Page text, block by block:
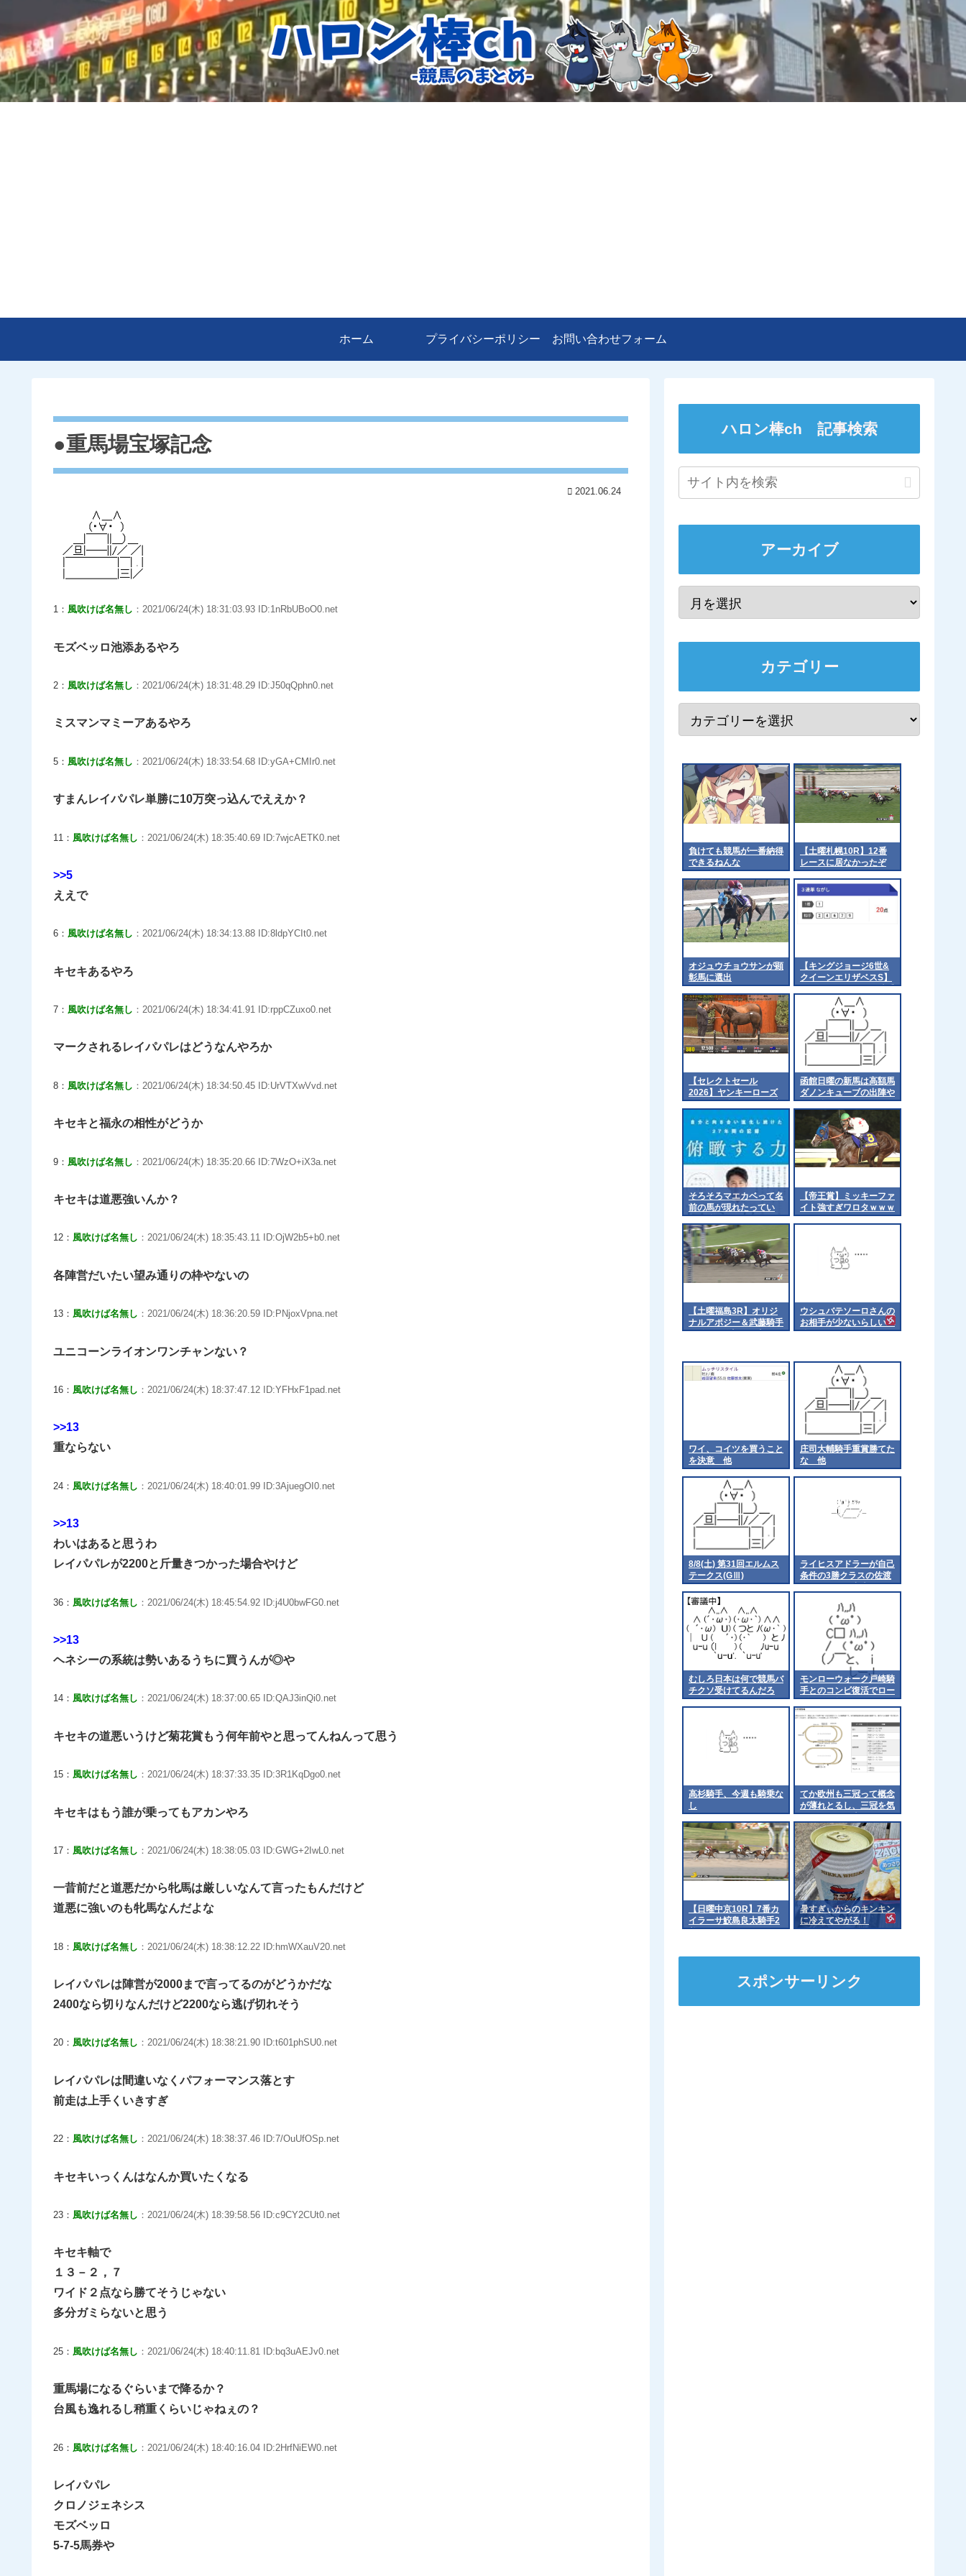
ホーム プライバシーポリシー お問い合わせフォーム
●重馬場宝塚記念
2021.06.24
1： 風吹けば名無し ：2021/06/24(木) 18:31:03.93 ID:1nRbUBoO0.net
モズベッロ池添あるやろ
2： 風吹けば名無し ：2021/06/24(木) 18:31:48.29 ID:J50qQphn0.net
ミスマンマミーアあるやろ
5： 風吹けば名無し ：2021/06/24(木) 18:33:54.68 ID:yGA+CMIr0.net
すまんレイパパレ単勝に10万突っ込んでええか？
11： 風吹けば名無し ：2021/06/24(木) 18:35:40.69 ID:7wjcAETK0.net
>>5
ええで
6： 風吹けば名無し ：2021/06/24(木) 18:34:13.88 ID:8ldpYCIt0.net
キセキあるやろ
7： 風吹けば名無し ：2021/06/24(木) 18:34:41.91 ID:rppCZuxo0.net
マークされるレイパパレはどうなんやろか
8： 風吹けば名無し ：2021/06/24(木) 18:34:50.45 ID:UrVTXwVvd.net
キセキと福永の相性がどうか
9： 風吹けば名無し ：2021/06/24(木) 18:35:20.66 ID:7WzO+iX3a.net
キセキは道悪強いんか？
12： 風吹けば名無し ：2021/06/24(木) 18:35:43.11 ID:OjW2b5+b0.net
各陣営だいたい望み通りの枠やないの
13： 風吹けば名無し ：2021/06/24(木) 18:36:20.59 ID:PNjoxVpna.net
ユニコーンライオンワンチャンない？
16： 風吹けば名無し ：2021/06/24(木) 18:37:47.12 ID:YFHxF1pad.net
>>13
重ならない
24： 風吹けば名無し ：2021/06/24(木) 18:40:01.99 ID:3AjuegOI0.net
>>13
わいはあると思うわ
レイパパレが2200と斤量きつかった場合やけど
36： 風吹けば名無し ：2021/06/24(木) 18:45:54.92 ID:j4U0bwFG0.net
>>13
ヘネシーの系統は勢いあるうちに買うんが◎や
14： 風吹けば名無し ：2021/06/24(木) 18:37:00.65 ID:QAJ3inQi0.net
キセキの道悪いうけど菊花賞もう何年前やと思ってんねんって思う
15： 風吹けば名無し ：2021/06/24(木) 18:37:33.35 ID:3R1KqDgo0.net
キセキはもう誰が乗ってもアカンやろ
17： 風吹けば名無し ：2021/06/24(木) 18:38:05.03 ID:GWG+2IwL0.net
一昔前だと道悪だから牝馬は厳しいなんて言ったもんだけど
道悪に強いのも牝馬なんだよな
18： 風吹けば名無し ：2021/06/24(木) 18:38:12.22 ID:hmWXauV20.net
レイパパレは陣営が2000まで言ってるのがどうかだな
2400なら切りなんだけど2200なら逃げ切れそう
20： 風吹けば名無し ：2021/06/24(木) 18:38:21.90 ID:t601phSU0.net
レイパパレは間違いなくパフォーマンス落とす
前走は上手くいきすぎ
22： 風吹けば名無し ：2021/06/24(木) 18:38:37.46 ID:7/OuUfOSp.net
キセキいっくんはなんか買いたくなる
23： 風吹けば名無し ：2021/06/24(木) 18:39:58.56 ID:c9CY2CUt0.net
キセキ軸で
１３－２，７
ワイド２点なら勝てそうじゃない
多分ガミらないと思う
25： 風吹けば名無し ：2021/06/24(木) 18:40:11.81 ID:bq3uAEJv0.net
重馬場になるぐらいまで降るか？
台風も逸れるし稍重くらいじゃねぇの？
26： 風吹けば名無し ：2021/06/24(木) 18:40:16.04 ID:2HrfNiEW0.net
レイパパレ
クロノジェネシス
モズベッロ
5-7-5馬券や
ハロン棒ch 記事検索
アーカイブ
カテゴリー
負けても競馬が一番納得
できるねんな
【土曜札幌10R】12番
レースに居なかったぞ
オジュウチョウサンが顕
彰馬に選出
【キングジョージ6世&
クイーンエリザベスS】
カルパナ＆C.キーン騎手
がｷﾀ━━━━(ﾟ
∀ﾟ)━━━━!!
【セレクトセール
2026】ヤンキーローズ
の2026（父キタサンブ
ラック）4億1千万円で
落札 他
函館日曜の新馬は高額馬
ダノンキューブの出陣や
で 他
そろそろマエカベって名
前の馬が現れたってい
い 他
【帝王賞】ミッキーファ
イト強すぎワロタｗｗｗ
【土曜福島3R】オリジ
ナルアポジー＆武藤騎手
がｷﾀ━━☆ﾟ･*:｡.:(ﾟ
ウシュバテソーロさんの
お相手が少ないらしい
他
ワイ、コイツを買うこと
を決意 他
庄司大輔騎手重賞勝てた
な 他
8/8(土) 第31回エルムス
テークス(GⅢ)
ライヒスアドラーが自己
条件の3勝クラスの佐渡
ステークスに出走
むしろ日本は何で競馬バ
チクソ受けてるんだろ
モンローウォーク戸崎騎
手とのコンビ復活でロー
ズSへ 他
高杉騎手、今週も騎乗な
し
てか欧州も三冠って概念
が薄れとるし、三冠を気
にするのは日本くらいに
なるんやろか 他
【日曜中京10R】7番カ
イラーサ鮫島良太騎手2
着
暑すぎぃからのキンキン
に冷えてやがる！
スポンサーリンク